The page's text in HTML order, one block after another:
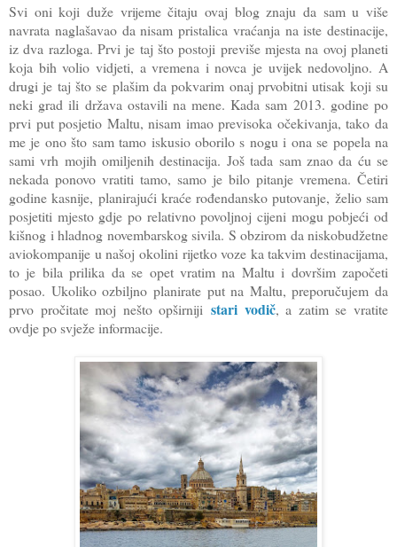
Svi oni koji duže vrijeme čitaju ovaj blog znaju da sam u više
navrata naglašavao da nisam pristalica vraćanja na iste destinacije,
iz dva razloga. Prvi je taj što postoji previše mjesta na ovoj planeti
koja bih volio vidjeti, a vremena i novca je uvijek nedovoljno. A
drugi je taj što se plašim da pokvarim onaj prvobitni utisak koji su
neki grad ili država ostavili na mene. Kada sam 2013. godine po
prvi put posjetio Maltu, nisam imao previsoka očekivanja, tako da
me je ono što sam tamo iskusio oborilo s nogu i ona se popela na
sami vrh mojih omiljenih destinacija. Još tada sam znao da ću se
nekada ponovo vratiti tamo, samo je bilo pitanje vremena. Četiri
godine kasnije, planirajući kraće rođendansko putovanje, želio sam
posjetiti mjesto gdje po relativno povoljnoj cijeni mogu pobjeći od
kišnog i hladnog novembarskog sivila. S obzirom da niskobudžetne
aviokompanije u našoj okolini rijetko voze ka takvim destinacijama,
to je bila prilika da se opet vratim na Maltu i dovršim započeti
posao. Ukoliko ozbiljno planirate put na Maltu, preporučujem da
prvo pročitate moj nešto opširniji stari vodič, a zatim se vratite
ovdje po svježe informacije.